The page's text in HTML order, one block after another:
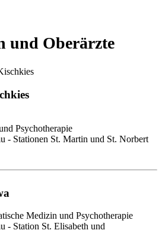
und Oberärzte
Psychotherapie
- Stationen St. Martin und St. Norbert
Medizin und Psychotherapie
- Station St. Elisabeth und